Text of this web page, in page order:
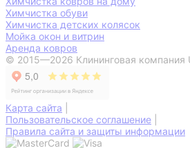
Химчистка обуви
Химчистка детских колясок
Мойка окон и витрин
Аренда ковров
© 2015—2026 Клининговая компания
Карта сайта
Пользовательское соглашение
Правила сайта и защиты информации